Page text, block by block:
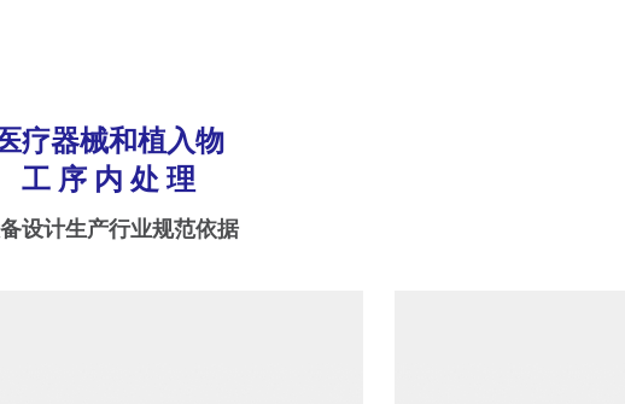
疗器械和植入物
工 序 内 处 理
设计生产行业规范依据